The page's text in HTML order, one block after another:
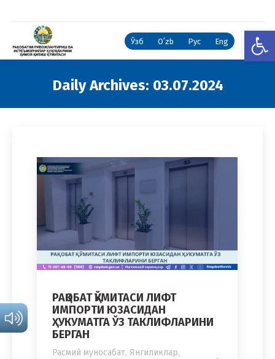
Ўзб Oʻzb Рус Eng
Daily Archives: 03.07.2024
РАҚОБАТ ҚЎМИТАСИ ЛИФТ
ИМПОРТИ ЮЗАСИДАН
ҲУКУМАТГА ЎЗ ТАКЛИФЛАРИНИ
БЕРГАН
Расмий муносабат, Янгиликлар,